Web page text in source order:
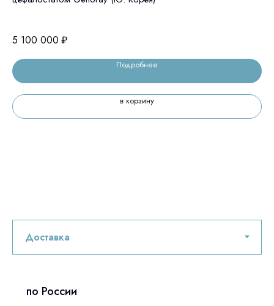
5 100 000 ₽
Подробнее
в корзину
по России